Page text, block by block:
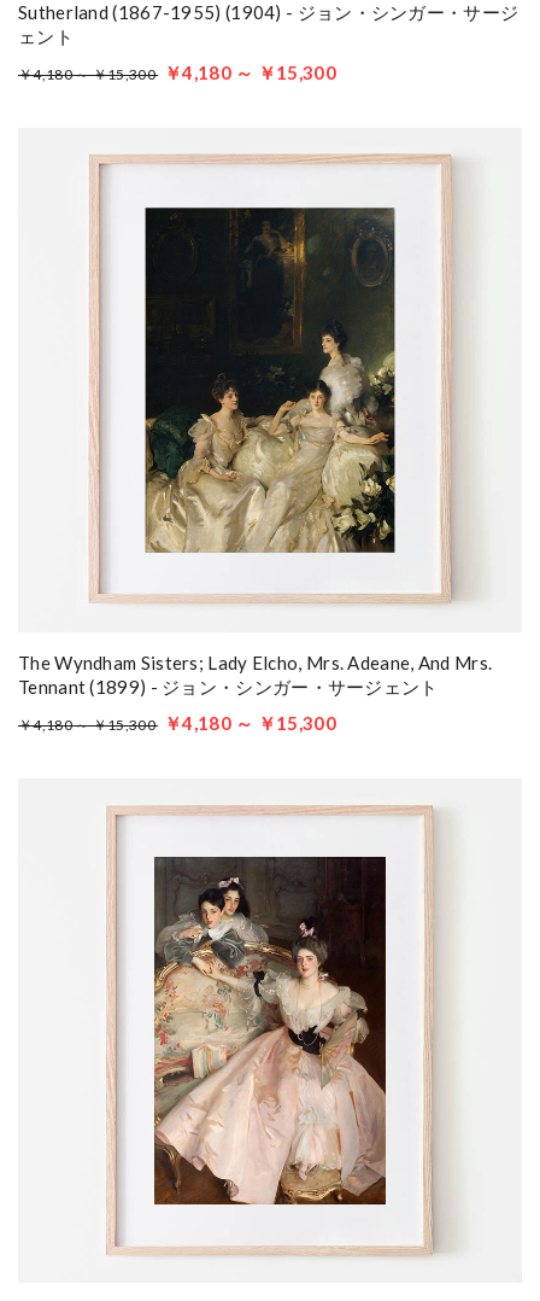
Sutherland (1867-1955) (1904) - ジョン・シンガー・サージ
ェント
￥4,180 ～ ￥15,300 ￥4,180 ～ ￥15,300
The Wyndham Sisters; Lady Elcho, Mrs. Adeane, And Mrs.
Tennant (1899) - ジョン・シンガー・サージェント
￥4,180 ～ ￥15,300 ￥4,180 ～ ￥15,300